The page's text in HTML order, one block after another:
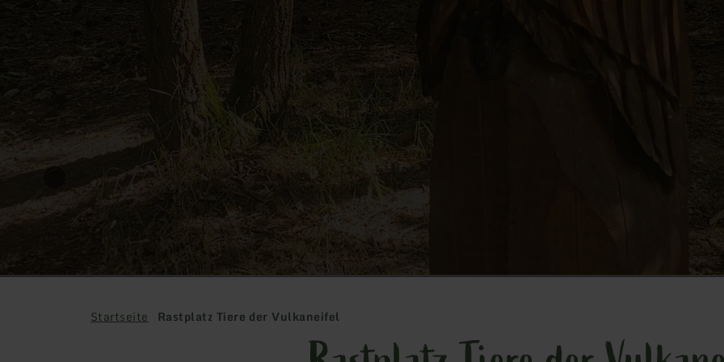
Startseite Rastplatz Tiere der Vulkaneifel